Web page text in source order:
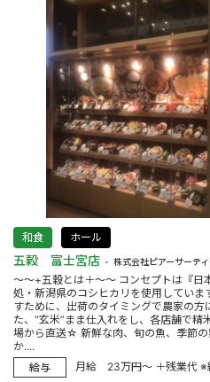
和食 ホール
五穀 富士宮店 株式会社ピアーサーテ
～～+五穀とは＋～～ コンセプトは『日
処・新潟県のコシヒカリを使用していま
すために、出荷のタイミングで農家の
た、“玄米”まま仕入れをし、各店舗で
場から直送☆ 新鮮な肉、旬の魚、季節
か....
給与
月給 23万円～ ＋残業代 ※